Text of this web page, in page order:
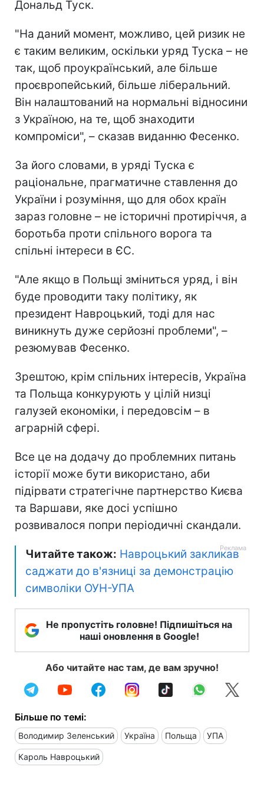
Дональд Туск.
"На даний момент, можливо, цей ризик не
є таким великим, оскільки уряд Туска – не
так, щоб проукраїнський, але більше
проєвропейський, більше ліберальний.
Він налаштований на нормальні відносини
з Україною, на те, щоб знаходити
компроміси", – сказав виданню Фесенко.
За його словами, в уряді Туска є
раціональне, прагматичне ставлення до
України і розуміння, що для обох країн
зараз головне – не історичні протиріччя, а
боротьба проти спільного ворога та
спільні інтереси в ЄС.
"Але якщо в Польщі зміниться уряд, і він
буде проводити таку політику, як
президент Навроцький, тоді для нас
виникнуть дуже серйозні проблеми", –
резюмував Фесенко.
Зрештою, крім спільних інтересів, Україна
та Польща конкурують у цілій низці
галузей економіки, і передовсім – в
аграрній сфері.
Все це на додачу до проблемних питань
історії може бути використано, аби
підірвати стратегічне партнерство Києва
та Варшави, яке досі успішно
розвивалося попри періодичні скандали.
Читайте також: Навроцький закликав
саджати до в'язниці за демонстрацію
символіки ОУН-УПА
Не пропустіть головне! Підпишіться на
наші оновлення в Google!
Або читайте нас там, де вам зручно!
Більше по темі:
Володимир Зеленський Україна Польща УПА
Кароль Навроцький